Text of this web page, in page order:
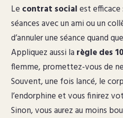
Le contrat socialest
séances avec un ami ou un
d’annuler une séance quand
Appliquez aussi la règle des
flemme, promettez-vous de
Souvent, une fois lancé, le
l’endorphine et vous finirez
Sinon, vous aurez au moins